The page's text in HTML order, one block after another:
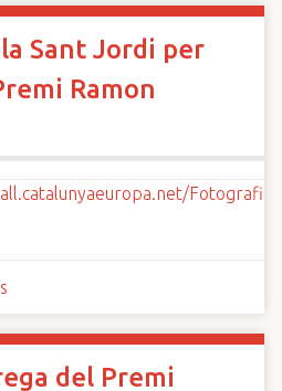
Sant Jordi per
Ramon
del Premi